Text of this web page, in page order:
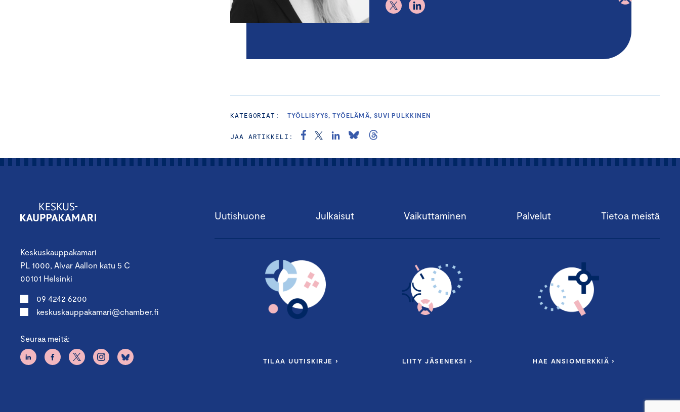
KATEGORIAT: TYÖLLISYYS, TYÖELÄMÄ, SUVI PULKKINEN
JAA ARTIKKELI:
Keskuskauppakamari
PL 1000, Alvar Aallon katu 5 C
00101 Helsinki
09 4242 6200
keskuskauppakamari@chamber.fi
Seuraa meitä:
Uutishuone Julkaisut Vaikuttaminen Palvelut Tietoa meistä
TILAA UUTISKIRJE › LIITY JÄSENEKSI › HAE ANSIOMERKKIÄ ›